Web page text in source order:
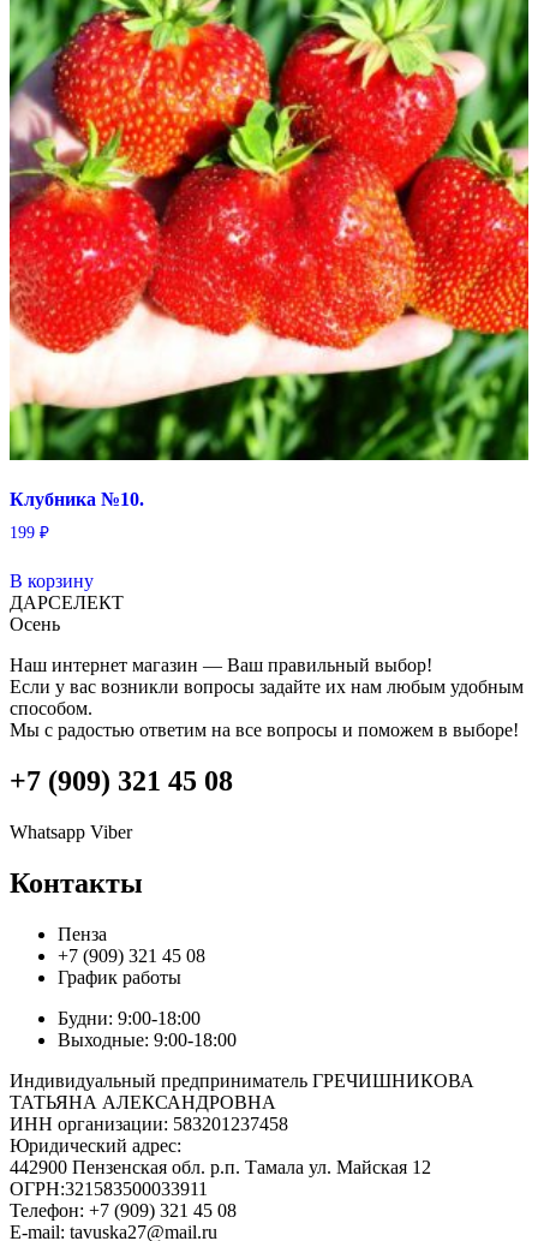
Клубника №10.
199 ₽
В корзину
ДАРСЕЛЕКТ
Осень
Наш интернет магазин — Ваш правильный выбор!
Если у вас возникли вопросы задайте их нам любым удобным
способом.
Мы с радостью ответим на все вопросы и поможем в выборе!
+7 (909) 321 45 08
Whatsapp Viber
Контакты
Пенза
+7 (909) 321 45 08
График работы
Будни: 9:00-18:00
Выходные: 9:00-18:00
Индивидуальный предприниматель ГРЕЧИШНИКОВА
ТАТЬЯНА АЛЕКСАНДРОВНА
ИНН организации: 583201237458
Юридический адрес:
442900 Пензенская обл. р.п. Тамала ул. Майская 12
ОГРН:321583500033911
Телефон: +7 (909) 321 45 08
E-mail: tavuska27@mail.ru